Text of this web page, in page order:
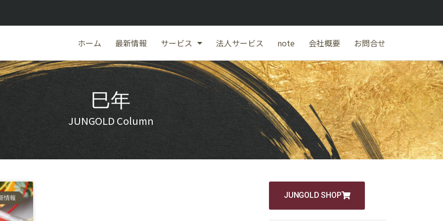
ホーム 最新情報 サービス 法人サービス note 会社概要 お問合せ
巳年
JUNGOLD Column
情報 JUNGOLD SHOP